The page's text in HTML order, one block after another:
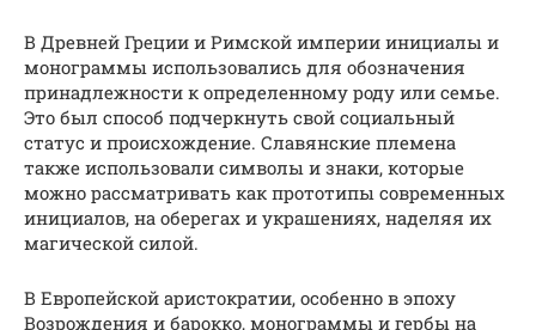
В Древней Греции и Римской империи инициалы и
монограммы использовались для обозначения
принадлежности к определенному роду или семье.
Это был способ подчеркнуть свой социальный
статус и происхождение. Славянские племена
также использовали символы и знаки, которые
можно рассматривать как прототипы современных
инициалов, на оберегах и украшениях, наделяя их
магической силой.
В Европейской аристократии, особенно в эпоху
Возрождения и барокко, монограммы и гербы на